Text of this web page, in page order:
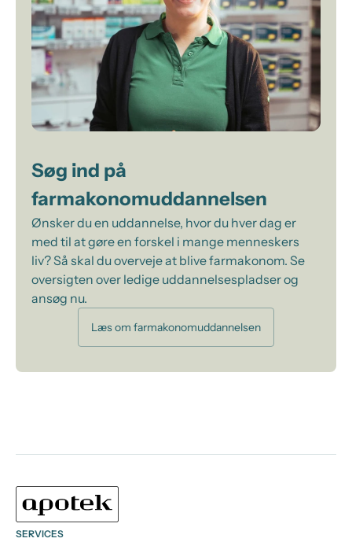
Søg ind på
farmakonomuddannelsen
Ønsker du en uddannelse, hvor du hver dag er
med til at gøre en forskel i mange menneskers
liv? Så skal du overveje at blive farmakonom. Se
oversigten over ledige uddannelsespladser og
ansøg nu.
Læs om farmakonomuddannelsen
SERVICES